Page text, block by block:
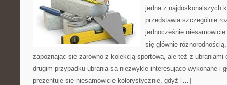
jedna z najdoskonalszych
przedstawia szczególnie
jednocześnie
się głównie
zapoznając się zarówno z kolekcją sportową, ale też z ubraniami
drugim przypadku ubrania są niezwykle interesująco wykonane i
prezentuje się niesamowicie kolorystycznie, gdyż […]